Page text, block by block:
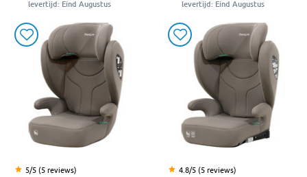
levertijd: Eind Augustus
levertijd: Eind Augustus
5/5 (5 reviews) 4.8/5 (5 reviews)